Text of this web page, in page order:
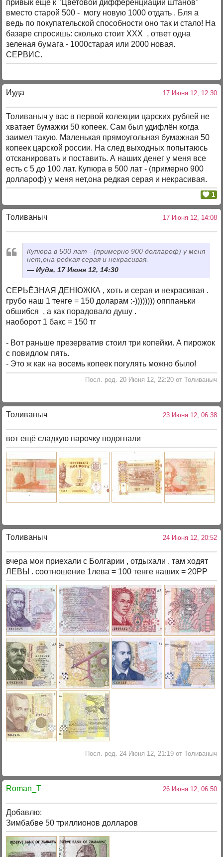
привык еще к "Цветовой дифференциации штанов"
вместо старой 500 - могу новую 1000 отдать . Бля а
ведь по покупательской способности оно так и стало! На
базаре спросишь: сколько стоит ХХХ , ответ одна
зеленая бумага - 1000старая или 2000 новая.
СЕРВИС.
Иуда 17 Июня 12, 12:30
Толиваныч у вас в первой колекции царских рублей не
хватает бумажки 50 копеек. Сам был удифлён когда
заимел такую. Маленькая прямоугольная бумажная 50
копеек царской россии. На след выходных попытаюсь
отсканировать и поставить. А наших денег у меня все
есть с 5 до 100 лат. Купюра в 500 лат - (примерно 900
доллароф) у меня нет,она редкая серая и некрасивая.
1
Толиваныч 17 Июня 12, 14:08
Купюра в 500 лат - (примерно 900 доллароф) у меня
нет,она редкая серая и некрасивая.
Иуда, 17 Июня 12, 14:30
СЕРЬЁЗНАЯ ДЕНЮЖКА , хоть и серая и некрасивая .
грубо наш 1 тенге = 150 доларам :-)))))))) опппаньки
обшибся , а как порадовало душу .
наоборот 1 бакс = 150 тг
- Вот раньше презерватив стоил три копейки. А пирожок
с повидлом пять.
- Это ж как на восемь копеек погулять можно было!
Посл. ред. 20 Июня 12, 22:20 от Толиваныч
Толиваныч 23 Июня 12, 06:38
вот ещё сладкую парочку подогнали
Толиваныч 24 Июня 12, 20:52
вчера мои приехали с Болгарии , отдыхали . там ходят
ЛЕВЫ . соотношение 1лева = 100 тенге наших = 20РР
Посл. ред. 24 Июня 12, 21:19 от Толиваныч
Roman_T 26 Июня 12, 06:50
Добавлю:
Зимбабве 50 триллионов долларов